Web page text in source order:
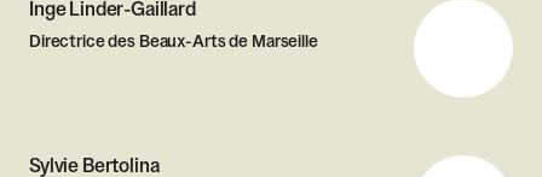
Inge Linder-Gaillard
Directrice des Beaux-Arts de Marseille
Sylvie Bertolina